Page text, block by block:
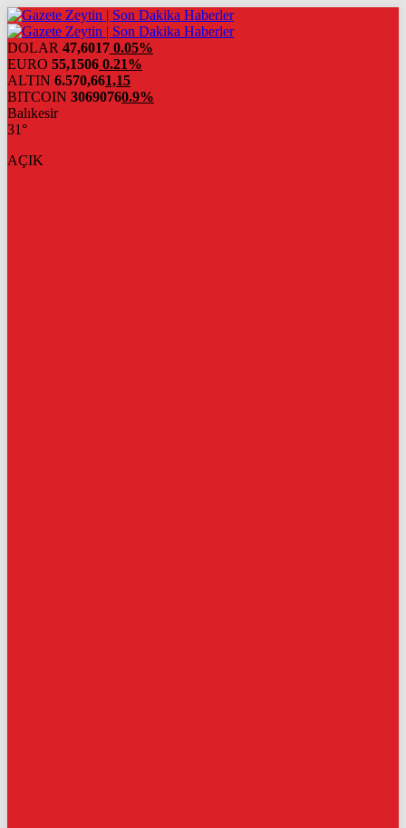
DOLAR 47,6017 0.05%
EURO 55,1506 0.21%
ALTIN 6.570,661,15
BITCOIN 30690760.9%
Balıkesir
31°
AÇIK